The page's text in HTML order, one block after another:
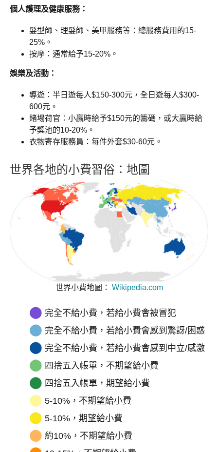
個人護理及健康服務：
髮型師、理髮師、美甲服務等：總服務費用的15-
25%。
按摩：通常給予15-20%。
娛樂及活動：
導遊：半日遊每人$150-300元，全日遊每人$300-
600元。
賭場荷官：小贏時給予$150元的籌碼，或大贏時給
予獎池的10-20%。
衣物寄存服務員：每件外套$30-60元。
世界各地的小費習俗：地圖
世界小費地圖： Wikipedia.com
⬤ 完全不給小費，若給小費會被冒犯
⬤ 完全不給小費，若給小費會感到驚訝/困惑
⬤ 完全不給小費，若給小費會感到中立/感激
⬤ 四捨五入帳單，不期望給小費
⬤ 四捨五入帳單，期望給小費
⬤ 5-10%，不期望給小費
⬤ 5-10%，期望給小費
⬤ 約10%，不期望給小費